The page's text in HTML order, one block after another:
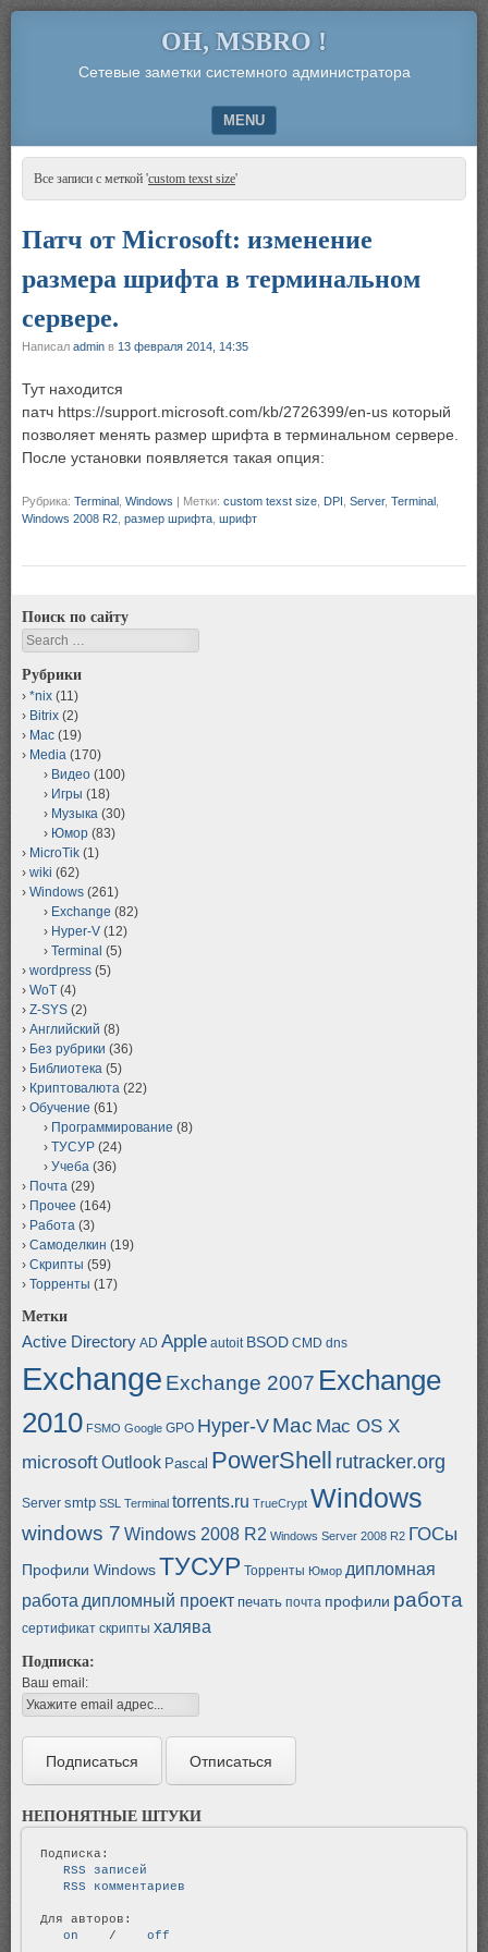
OH, MSBRO !
Сетевые заметки системного администратора
MENU
SKIP TO CONTENT
Все записи с меткой 'custom texst size'
Патч от Microsoft: изменение
размера шрифта в терминальном
сервере.
Написал admin в 13 февраля 2014, 14:35
Тут находится
патч https://support.microsoft.com/kb/2726399/en-us который
позволяет менять размер шрифта в терминальном сервере.
После установки появляется такая опция:
Рубрика: Terminal Windows | Метки: custom texst size DPI Server, Terminal
Windows 2008 R2 размер шрифта шрифт
Поиск по сайту
Search
Рубрики
*nix (11)
Bitrix (2)
Mac (19)
Media (170)
Видео (100)
Игры (18)
Музыка (30)
Юмор (83)
MicroTik (1)
wiki (62)
Windows (261)
Exchange (82)
Hyper-V (12)
Terminal (5)
wordpress (5)
WoT (4)
Z-SYS (2)
Английский (8)
Без рубрики (36)
Библиотека (5)
Криптовалюта (22)
Обучение (61)
Программирование (8)
ТУСУР (24)
Учеба (36)
Почта (29)
Прочее (164)
Работа (3)
Самоделкин (19)
Скрипты (59)
Торренты (17)
Метки
Active Directory AD Apple autoit BSOD CMD dns
Exchange Exchange 2007 Exchange
2010 FSMO Google GPO Hyper-V Mac Mac OS X
microsoftOutlook Pascal PowerShell rutracker.org
Server smtp SSL Terminal torrents.ru TrueCrypt Windows
windows 7 Windows 2008 R2 Windows Server 2008 R2 ГОСы
Профили WindowsТУСУР Торренты Юмор дипломная
работа дипломный проект печать почта профили работа
сертификат скрипты халява
Подписка:
Ваш email:
НЕПОНЯТНЫЕ ШТУКИ
   RSS записей
   RSS комментариев
   on
/
   off